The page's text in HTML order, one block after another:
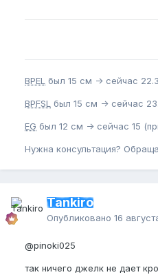
BPEL был 15 см -> сейчас
BPFSL был 15 см -> сейчас
EG был 12 см -> сейчас 15
Нужна консультация?
Tankiro
Опубликовано 16
@pinoki025
так ничего джелк не дает